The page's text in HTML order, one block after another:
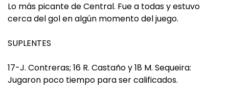
Lo más picante de Central. Fue a todas y estuvo
cerca del gol en algún momento del juego.
SUPLENTES
17-J. Contreras; 16 R. Castaño y 18 M. Sequeira:
Jugaron poco tiempo para ser calificados.